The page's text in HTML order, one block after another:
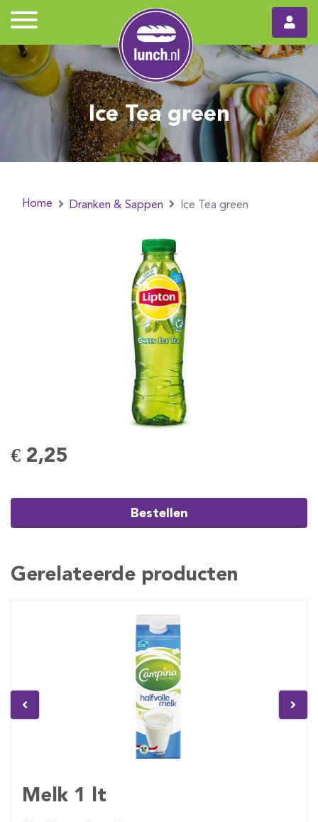
Ice Tea green
Home Dranken & Sappen Ice Tea green
€ 2,25
Bestellen
Gerelateerde producten
Melk 1 lt